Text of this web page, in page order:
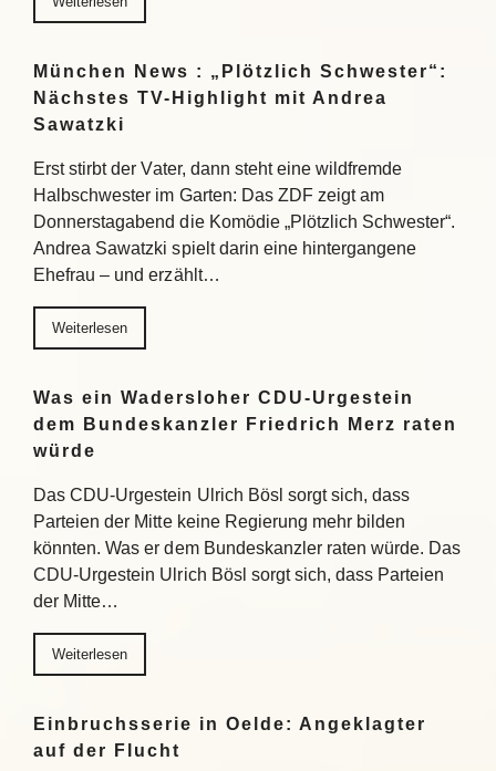
München News : „Plötzlich Schwester“:
Nächstes TV-Highlight mit Andrea
Sawatzki
Erst stirbt der Vater, dann steht eine wildfremde
Halbschwester im Garten: Das ZDF zeigt am
Donnerstagabend die Komödie „Plötzlich Schwester“.
Andrea Sawatzki spielt darin eine hintergangene
Ehefrau – und erzählt…
Weiterlesen
Was ein Wadersloher CDU-Urgestein
dem Bundeskanzler Friedrich Merz raten
würde
Das CDU-Urgestein Ulrich Bösl sorgt sich, dass
Parteien der Mitte keine Regierung mehr bilden
könnten. Was er dem Bundeskanzler raten würde. Das
CDU-Urgestein Ulrich Bösl sorgt sich, dass Parteien
der Mitte…
Weiterlesen
Einbruchsserie in Oelde: Angeklagter
auf der Flucht